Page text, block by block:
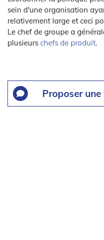
sein d'une organisation
relativement large et ceci
Le chef de groupe a
plusieurs chefs de produit.
Proposer